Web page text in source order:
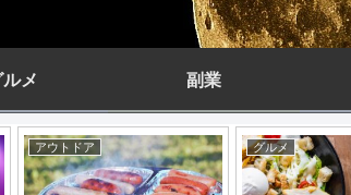
ルメ 副業
エンタメ 副業